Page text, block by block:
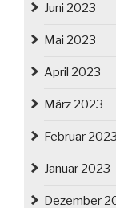
Juni 2023
Mai 2023
April 2023
März 2023
Februar 2023
Januar 2023
Dezember